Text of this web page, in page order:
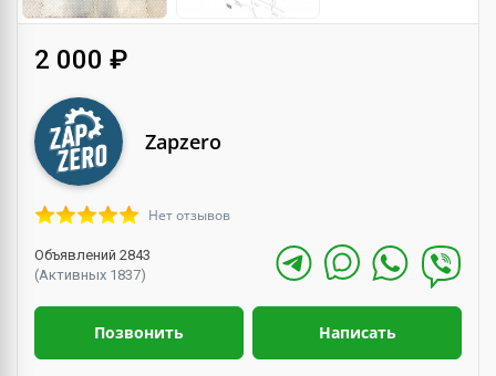
2 000 ₽
Zapzero
Нет отзывов
Объявлений 2843
(Активных 1837)
Позвонить Написать